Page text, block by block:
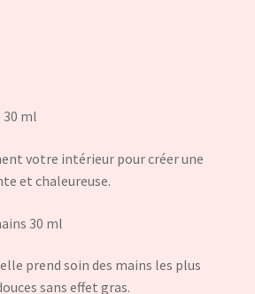
30 ml
votre intérieur pour créer une
et chaleureuse.
30 ml
prend soin des mains les plus
sans effet gras.